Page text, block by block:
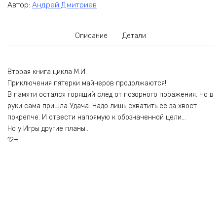
Автор: Андрей Дмитриев
Описание Детали
Вторая книга цикла М.И.
Приключения пятерки майнеров продолжаются!
В памяти остался горящий след от позорного поражения. Но в
руки сама пришла Удача. Надо лишь схватить её за хвост
покрепче. И отвести напрямую к обозначенной цели…
Но у Игры другие планы…
12+